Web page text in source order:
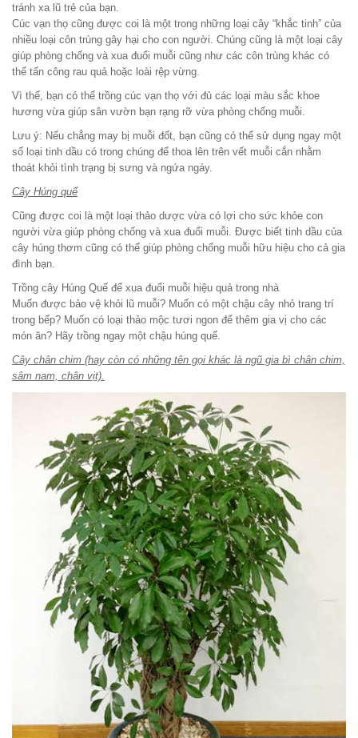
tránh xa lũ trẻ của bạn.
Cúc vạn thọ cũng được coi là một trong những loại cây “khắc tinh” của
nhiều loại côn trùng gây hại cho con người. Chúng cũng là một loại cây
giúp phòng chống và xua đuổi muỗi cũng như các côn trùng khác có
thể tấn công rau quả hoặc loài rệp vừng.
Vì thế, bạn có thể trồng cúc vạn thọ với đủ các loại màu sắc khoe
hương vừa giúp sân vườn bạn rạng rỡ vừa phòng chống muỗi.
Lưu ý: Nếu chẳng may bị muỗi đốt, bạn cũng có thể sử dụng ngay một
số loại tinh dầu có trong chúng để thoa lên trên vết muỗi cắn nhằm
thoát khỏi tình trạng bị sưng và ngứa ngáy.
Cây Húng quế
Cũng được coi là một loại thảo dược vừa có lợi cho sức khỏe con
người vừa giúp phòng chống và xua đuổi muỗi. Được biết tinh dầu của
cây húng thơm cũng có thể giúp phòng chống muỗi hữu hiệu cho cả gia
đình bạn.
Trồng cây Húng Quế để xua đuổi muỗi hiệu quả trong nhà
Muốn được bảo vệ khỏi lũ muỗi? Muốn có một chậu cây nhỏ trang trí
trong bếp? Muốn có loại thảo mộc tươi ngon để thêm gia vị cho các
món ăn? Hãy trồng ngay một chậu húng quế.
Cây chân chim (hay còn có những tên gọi khác là ngũ gia bì chân chim,
sâm nam, chân vịt).